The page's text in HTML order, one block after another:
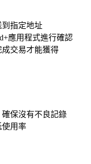
指定地址
應用程式進行確認
交易才能獲得
保沒有不良記錄
使用率